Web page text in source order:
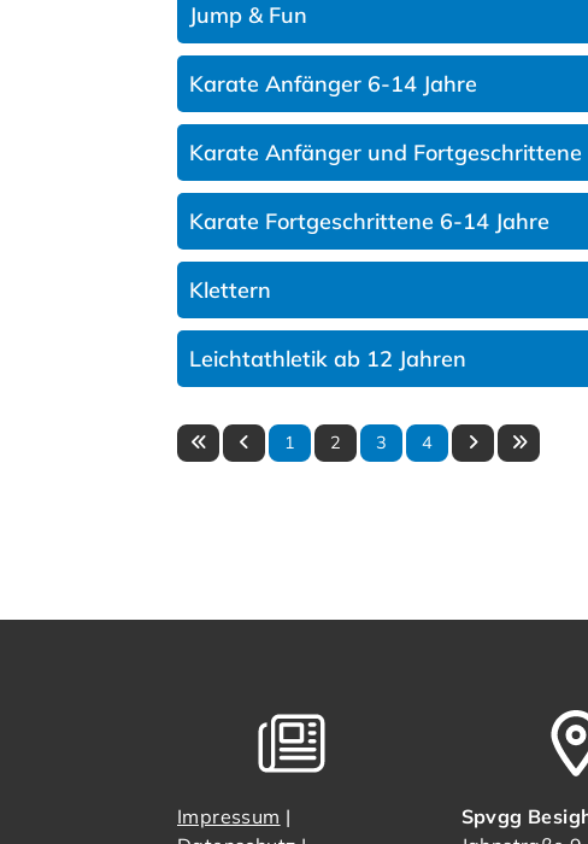
Jump & Fun
Karate Anfänger 6-14 Jahre
Karate Anfänger und Fortgeschrittene
Karate Fortgeschrittene 6-14 Jahre
Klettern
Leichtathletik ab 12 Jahren
1 2 3 4
Impressum |
Spvgg